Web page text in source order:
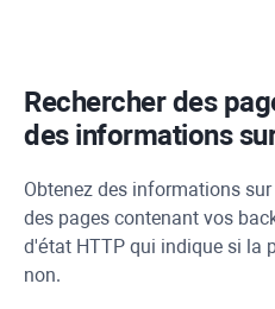
Rechercher des
des informations
Obtenez des informations
des pages contenant vos
d'état HTTP qui indique si la
non.